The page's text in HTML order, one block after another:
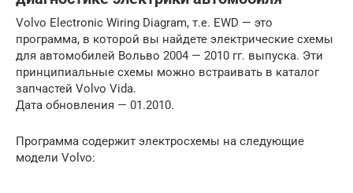
Volvo Electronic Wiring Diagram, т.е. EWD — это
программа, в которой вы найдете электрические схемы
для автомобилей Вольво 2004 — 2010 гг. выпуска. Эти
принципиальные схемы можно встраивать в каталог
запчастей Volvo Vida.
Дата обновления — 01.2010.
Программа содержит электросхемы на следующие
модели Volvo: